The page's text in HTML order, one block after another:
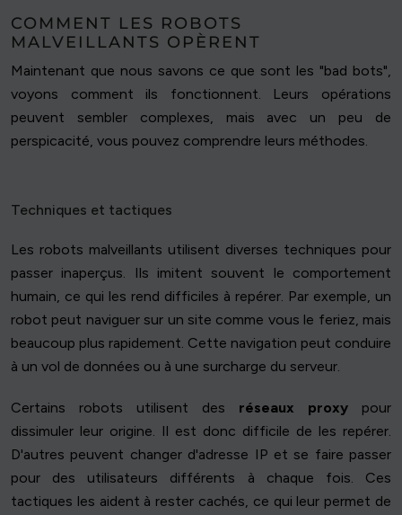
COMMENT LES ROBOTS
MALVEILLANTS OPÈRENT
Maintenant que nous savons ce que sont les "bad bots",
voyons comment ils fonctionnent. Leurs opérations
peuvent sembler complexes, mais avec un peu de
perspicacité, vous pouvez comprendre leurs méthodes.
Techniques et tactiques
Les robots malveillants utilisent diverses techniques pour
passer inaperçus. Ils imitent souvent le comportement
humain, ce qui les rend difficiles à repérer. Par exemple, un
robot peut naviguer sur un site comme vous le feriez, mais
beaucoup plus rapidement. Cette navigation peut conduire
à un vol de données ou à une surcharge du serveur.
Certains robots utilisent des réseaux proxy pour
dissimuler leur origine. Il est donc difficile de les repérer.
D'autres peuvent changer d'adresse IP et se faire passer
pour des utilisateurs différents à chaque fois. Ces
tactiques les aident à rester cachés, ce qui leur permet de